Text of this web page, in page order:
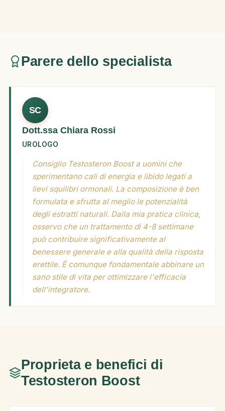
Parere dello specialista
SC
Dott.ssa Chiara Rossi
UROLOGO
Consiglio Testosteron Boost a uomini che
sperimentano cali di energia e libido legati a
lievi squilibri ormonali. La composizione è ben
formulata e sfrutta al meglio le potenzialità
degli estratti naturali. Dalla mia pratica clinica,
osservo che un trattamento di 4-8 settimane
può contribuire significativamente al
benessere generale e alla qualità della risposta
erettile. È comunque fondamentale abbinare un
sano stile di vita per ottimizzare l'efficacia
dell'integratore.
Proprieta e benefici di
Testosteron Boost